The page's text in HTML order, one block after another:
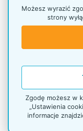
Jak
Kieszenie
Gdzie
Możesz wyrazić
strony
Zgodę możesz w
„Ustawienia
informacje